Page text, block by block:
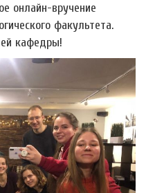
онлайн-вручение
факультета.
кафедры!